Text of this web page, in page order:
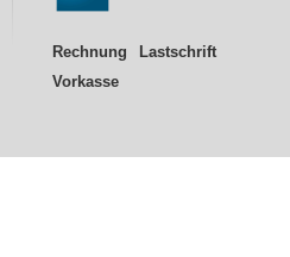
Rechnung
Lastschrift
Vorkasse